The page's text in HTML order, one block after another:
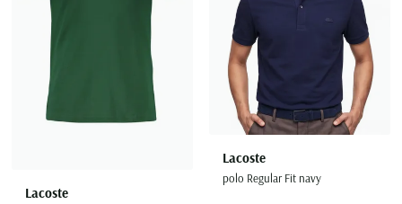
Lacoste
Lacoste
polo Regular Fit navy